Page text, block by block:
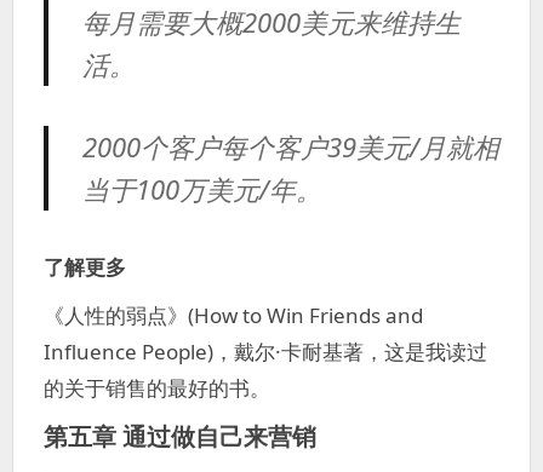
每月需要大概2000美元来维持生
活。
2000个客户每个客户39美元/月就相
当于100万美元/年。
了解更多
《人性的弱点》(How to Win Friends and
Influence People)，戴尔·卡耐基著，这是我读过
的关于销售的最好的书。
第五章 通过做自己来营销